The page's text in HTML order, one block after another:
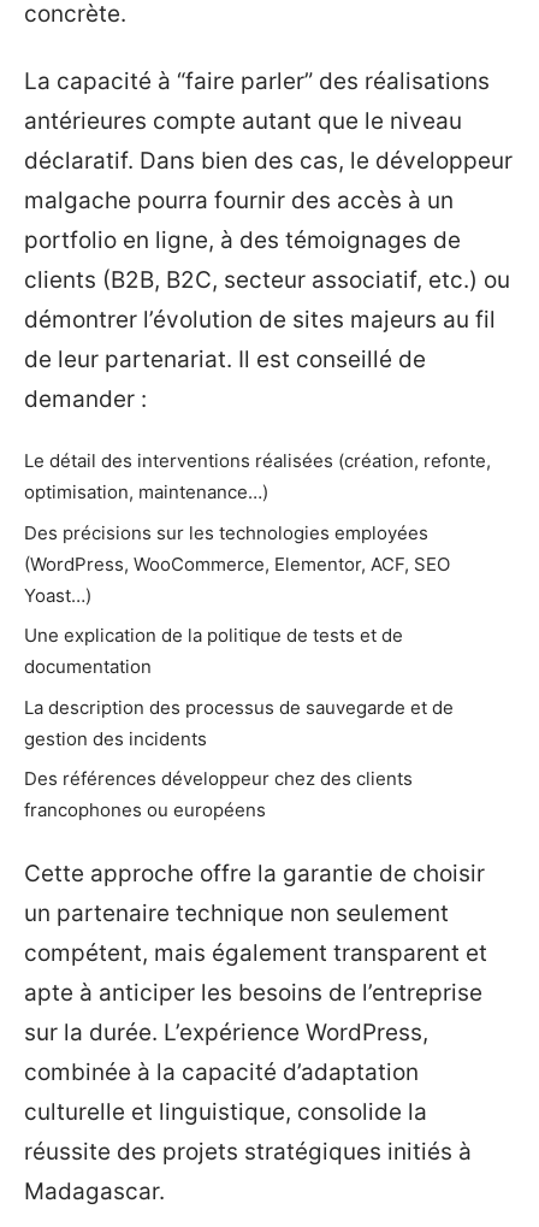
concrète.
La capacité à “faire parler” des réalisations
antérieures compte autant que le niveau
déclaratif. Dans bien des cas, le développeur
malgache pourra fournir des accès à un
portfolio en ligne, à des témoignages de
clients (B2B, B2C, secteur associatif, etc.) ou
démontrer l’évolution de sites majeurs au fil
de leur partenariat. Il est conseillé de
demander :
Le détail des interventions réalisées (création, refonte,
optimisation, maintenance…)
Des précisions sur les technologies employées
(WordPress, WooCommerce, Elementor, ACF, SEO
Yoast…)
Une explication de la politique de tests et de
documentation
La description des processus de sauvegarde et de
gestion des incidents
Des références développeur chez des clients
francophones ou européens
Cette approche offre la garantie de choisir
un partenaire technique non seulement
compétent, mais également transparent et
apte à anticiper les besoins de l’entreprise
sur la durée. L’expérience WordPress,
combinée à la capacité d’adaptation
culturelle et linguistique, consolide la
réussite des projets stratégiques initiés à
Madagascar.